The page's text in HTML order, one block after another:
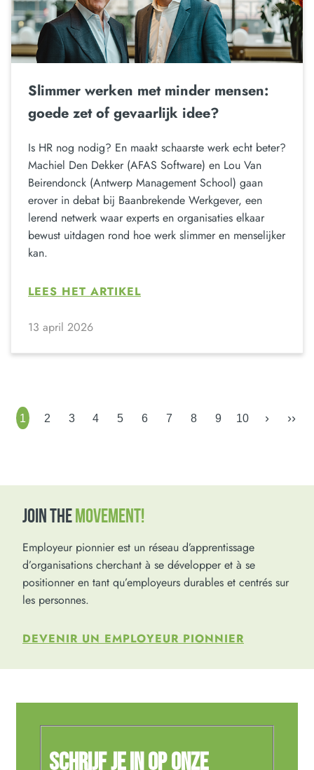
Slimmer werken met minder mensen:
goede zet of gevaarlijk idee?
Is HR nog nodig? En maakt schaarste werk echt beter?
Machiel Den Dekker (AFAS Software) en Lou Van
Beirendonck (Antwerp Management School) gaan
erover in debat bij Baanbrekende Werkgever, een
lerend netwerk waar experts en organisaties elkaar
bewust uitdagen rond hoe werk slimmer en menselijker
kan.
LEES HET ARTIKEL
13 april 2026
1 2 3 4 5 6 7 8 9 10 › ››
JOIN THEMOVEMENT!
Employeur pionnier est un réseau d’apprentissage
d’organisations cherchant à se développer et à se
positionner en tant qu’employeurs durables et centrés sur
les personnes.
DEVENIR UN EMPLOYEUR PIONNIER